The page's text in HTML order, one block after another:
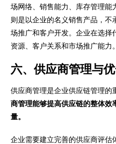
场网络、销售能力、库存管理能
则是以企业的名义销售产品，不
场推广和客户开发。企业在选择
资源、客户关系和市场推广能力。
六、供应商管理与
供应商管理是企业供应链管理的
商管理能够提高供应链的整体效
量。
企业需要建立完善的供应商评估